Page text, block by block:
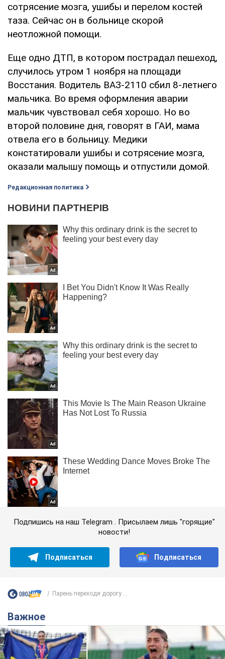
сотрясение мозга, ушибы и перелом костей
таза. Сейчас он в больнице скорой
неотложной помощи.
Еще одно ДТП, в котором пострадал пешеход,
случилось утром 1 ноября на площади
Восстания. Водитель ВАЗ-2110 сбил 8-летнего
мальчика. Во время оформления аварии
мальчик чувствовал себя хорошо. Но во
второй половине дня, говорят в ГАИ, мама
отвела его в больницу. Медики
констатировали ушибы и сотрясение мозга,
оказали малышу помощь и отпустили домой.
Редакционная политика
Подпишись на наш Telegram . Присылаем лишь "горящие"
новости!
Подписаться Подписаться
Парень переходя дорогу ...
Важное